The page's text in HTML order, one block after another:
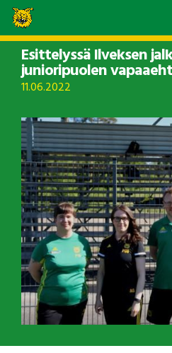
Esittelyssä Ilveksen
junioripuolen
11.06.2022